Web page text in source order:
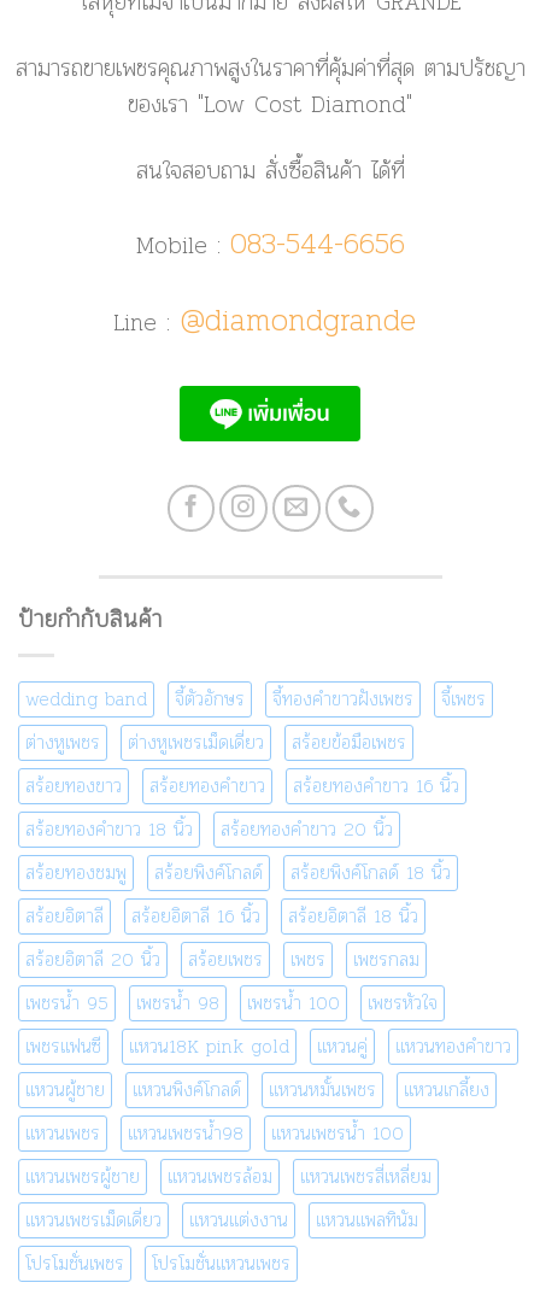
สามารถขายเพชรคุณภาพสูงในราคาที่คุ้มค่าที่สุด ตามปรัชญา
ของเรา "Low Cost Diamond"
สนใจสอบถาม สั่งซื้อสินค้า ได้ที่
Mobile : 083-544-6656
Line : @diamondgrande
ป้ายกำกับสินค้า
wedding band จี้ตัวอักษร จี้ทองคำขาวฝังเพชร
จี้เพชร
ต่างหูเพชร
ต่างหูเพชรเม็ดเดี่ยว
สร้อยข้อมือเพชร
สร้อยทองขาว
สร้อยทองคำขาว
สร้อยทองคำขาว 16 นิ้ว
สร้อยทองคำขาว 18 นิ้ว
สร้อยทองคำขาว 20 นิ้ว
สร้อยทองชมพู
สร้อยพิงค์โกลด์
สร้อยพิงค์โกลด์ 18 นิ้ว
สร้อยอิตาลี
สร้อยอิตาลี 16 นิ้ว
สร้อยอิตาลี 18 นิ้ว
สร้อยอิตาลี 20 นิ้ว
สร้อยเพชร เพชร
เพชรกลม
เพชรน้ำ 95
เพชรน้ำ 98 เพชรน้ำ 100
เพชรหัวใจ
เพชรแฟนซี
แหวน18K pink gold แหวนคู่
แหวนทองคำขาว
แหวนผู้ชาย
แหวนพิงค์โกลด์ แหวนหมั้นเพชร
แหวนเกลี้ยง
แหวนเพชร
แหวนเพชรน้ำ98
แหวนเพชรน้ำ 100
แหวนเพชรผู้ชาย
แหวนเพชรล้อม
แหวนเพชรสี่เหลี่ยม
แหวนเพชรเม็ดเดี่ยว
แหวนแต่งงาน
แหวนแพลทินัม
โปรโมชั่นเพชร
โปรโมชั่นแหวนเพชร